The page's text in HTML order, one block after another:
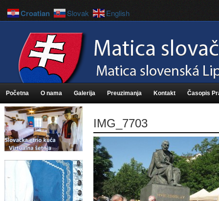
Početna O nama Galerija Preuzimanja Kontakt Časopis
IMG_7703
Croatian Slovak English